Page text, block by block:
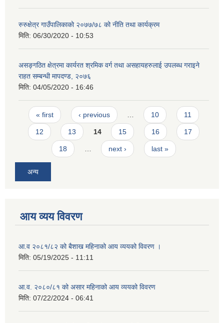
रुरुक्षेत्र गाउँपालिकाको २०७७/७८ को नीति तथा कार्यक्रम
मिति: 06/30/2020 - 10:53
असङ्गठित क्षेत्रमा कार्यरत श्रमिक वर्ग तथा असहायहरुलाई उपलब्ध गराइने
राहत सम्बन्धी मापदण्ड, २०७६
मिति: 04/05/2020 - 16:46
Pages
« first ‹ previous 10 11
12 13 14 15 16 17
18 next › last »
अन्य
आय व्यय विवरण
आ.व २०८१/८२ को बैशाख महिनाको आय व्ययको विवरण ।
मिति: 05/19/2025 - 11:11
आ.व. २०८०/८१ को असार महिनाको आय व्ययको विवरण
मिति: 07/22/2024 - 06:41